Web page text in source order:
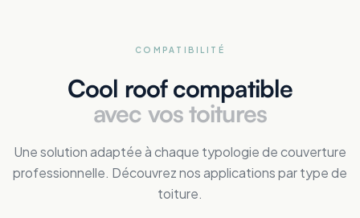
COMPATIBILITÉ
Cool roof compatible
avec vos toitures
Une solution adaptée à chaque typologie de couverture
professionnelle. Découvrez nos applications par type de
toiture.